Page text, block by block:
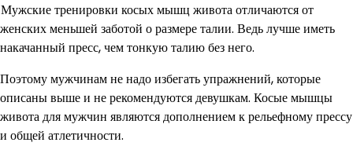
Мужские тренировки косых мышц живота отличаются от
женских меньшей заботой о размере талии. Ведь лучше иметь
накачанный пресс, чем тонкую талию без него.
Поэтому мужчинам не надо избегать упражнений, которые
описаны выше и не рекомендуются девушкам. Косые мышцы
живота для мужчин являются дополнением к рельефному прессу
и общей атлетичности.